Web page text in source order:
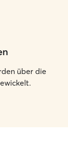
über die